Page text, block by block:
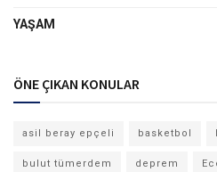
YAŞAM
ÖNE ÇIKAN KONULAR
asil beray epçeli basketbol
bulut tümerdem deprem